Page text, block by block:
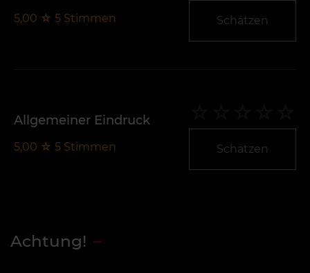
5,00 ☆ 5 Stimmen Schätzen
Allgemeiner Eindruck
5,00 ☆ 5 Stimmen Schätzen
Achtung!